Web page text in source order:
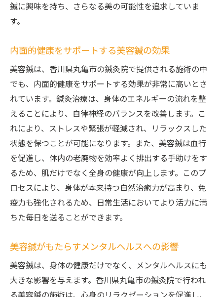
鍼に興味を持ち、さらなる美の可能性を追求していま
す。
内面的健康をサポートする美容鍼の効果
美容鍼は、香川県丸亀市の鍼灸院で提供される施術の中
でも、内面的健康をサポートする効果が非常に高いとさ
れています。鍼灸治療は、身体のエネルギーの流れを整
えることにより、自律神経のバランスを改善します。こ
れにより、ストレスや緊張が軽減され、リラックスした
状態を保つことが可能になります。また、美容鍼は血行
を促進し、体内の老廃物を効率よく排出する手助けをす
るため、肌だけでなく全身の健康が向上します。このプ
ロセスにより、身体が本来持つ自然治癒力が高まり、免
疫力も強化されるため、日常生活においてより活力に満
ちた毎日を送ることができます。
美容鍼がもたらすメンタルヘルスへの影響
美容鍼は、身体の健康だけでなく、メンタルヘルスにも
大きな影響を与えます。香川県丸亀市の鍼灸院で行われ